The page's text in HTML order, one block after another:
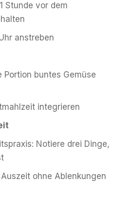
Stunde vor dem
anstreben
Portion buntes Gemüse
integrieren
Notiere drei Dinge,
ohne Ablenkungen